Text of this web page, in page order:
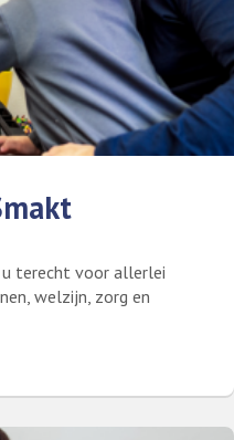
u terecht voor allerlei
welzijn, zorg en